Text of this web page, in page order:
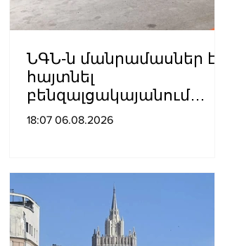
ՆԳՆ-ն մանրամասներ է
հայտնել
բենզալցակայանում
տեղի ունեցած
18:07 06.08.2026